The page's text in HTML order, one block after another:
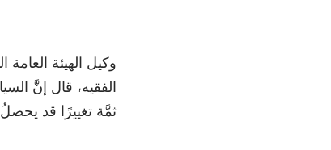
وكيل الهيئة العامة
الفقيه، قال إنَّ
ثمَّة تغييرًا قد